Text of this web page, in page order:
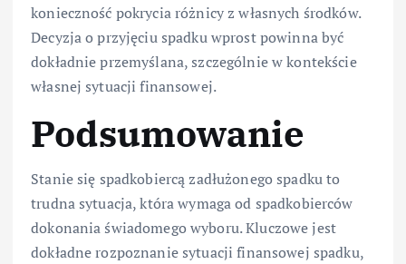
konieczność pokrycia różnicy z własnych środków.
Decyzja o przyjęciu spadku wprost powinna być
dokładnie przemyślana, szczególnie w kontekście
własnej sytuacji finansowej.
Podsumowanie
Stanie się spadkobiercą zadłużonego spadku to
trudna sytuacja, która wymaga od spadkobierców
dokonania świadomego wyboru. Kluczowe jest
dokładne rozpoznanie sytuacji finansowej spadku,